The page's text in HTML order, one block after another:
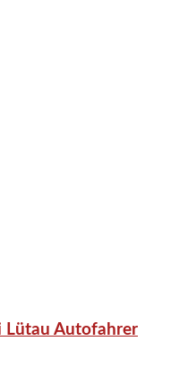
Lütau Autofahrer